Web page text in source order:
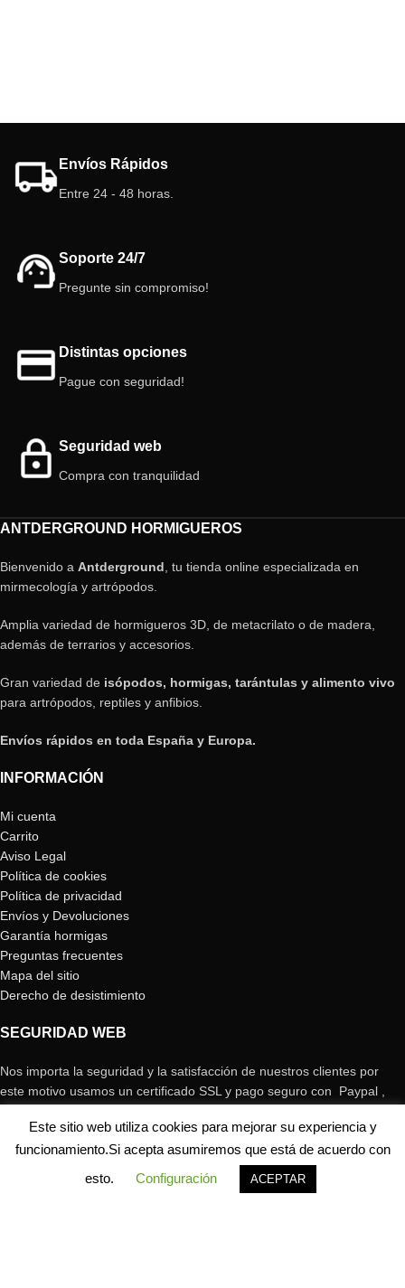
Envíos Rápidos
Entre 24 - 48 horas.
Soporte 24/7
Pregunte sin compromiso!
Distintas opciones
Pague con seguridad!
Seguridad web
Compra con tranquilidad
ANTDERGROUND HORMIGUEROS
Bienvenido a Antderground , tu tienda online especializada en
mirmecología y artrópodos.
Amplia variedad de hormigueros 3D, de metacrilato o de madera,
además de terrarios y accesorios.
Gran variedad de isópodos, hormigas, tarántulas y alimento vivo
para artrópodos, reptiles y anfibios.
Envíos rápidos en toda España y Europa.
INFORMACIÓN
Mi cuenta
Carrito
Aviso Legal
Política de cookies
Política de privacidad
Envíos y Devoluciones
Garantía hormigas
Preguntas frecuentes
Mapa del sitio
Derecho de desistimiento
SEGURIDAD WEB
Nos importa la seguridad y la satisfacción de nuestros clientes por
este motivo usamos un certificado SSL y pago seguro con Paypal ,
para la mayoría de la gente y que garantizan una seguridad al
momento de realizar el pago.
Este sitio web utiliza cookies para mejorar su experiencia y
funcionamiento.Si acepta asumiremos que está de acuerdo con
esto.
Configuración ACEPTAR